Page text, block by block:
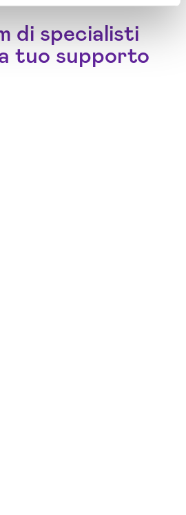
di specialisti
tuo supporto